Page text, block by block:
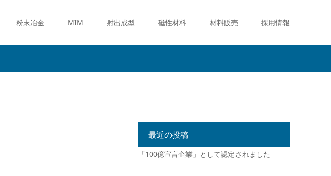
粉末冶金 MIM 射出成型 磁性材料 材料販売 採用情報
最近の投稿
「100億宣言企業」として認定されました